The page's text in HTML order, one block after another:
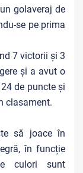
golaveraj de
se pe prima
7 victorii și 3
și a avut o
de puncte și
clasament.
să joace în
în funcție
culori sunt